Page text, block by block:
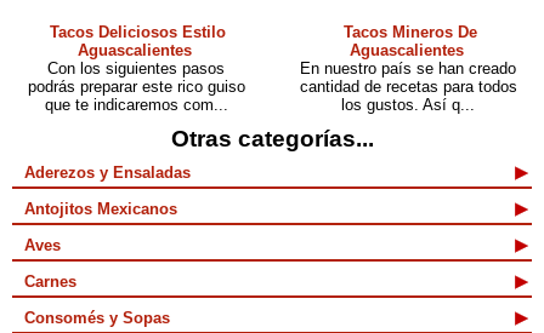
Tacos Deliciosos Estilo
Aguascalientes
Con los siguientes pasos
podrás preparar este rico guiso
que te indicaremos com...
Tacos Mineros De
Aguascalientes
En nuestro país se han creado
cantidad de recetas para todos
los gustos. Así q...
Otras categorías...
Aderezos y Ensaladas
Antojitos Mexicanos
Aves
Carnes
Consomés y Sopas